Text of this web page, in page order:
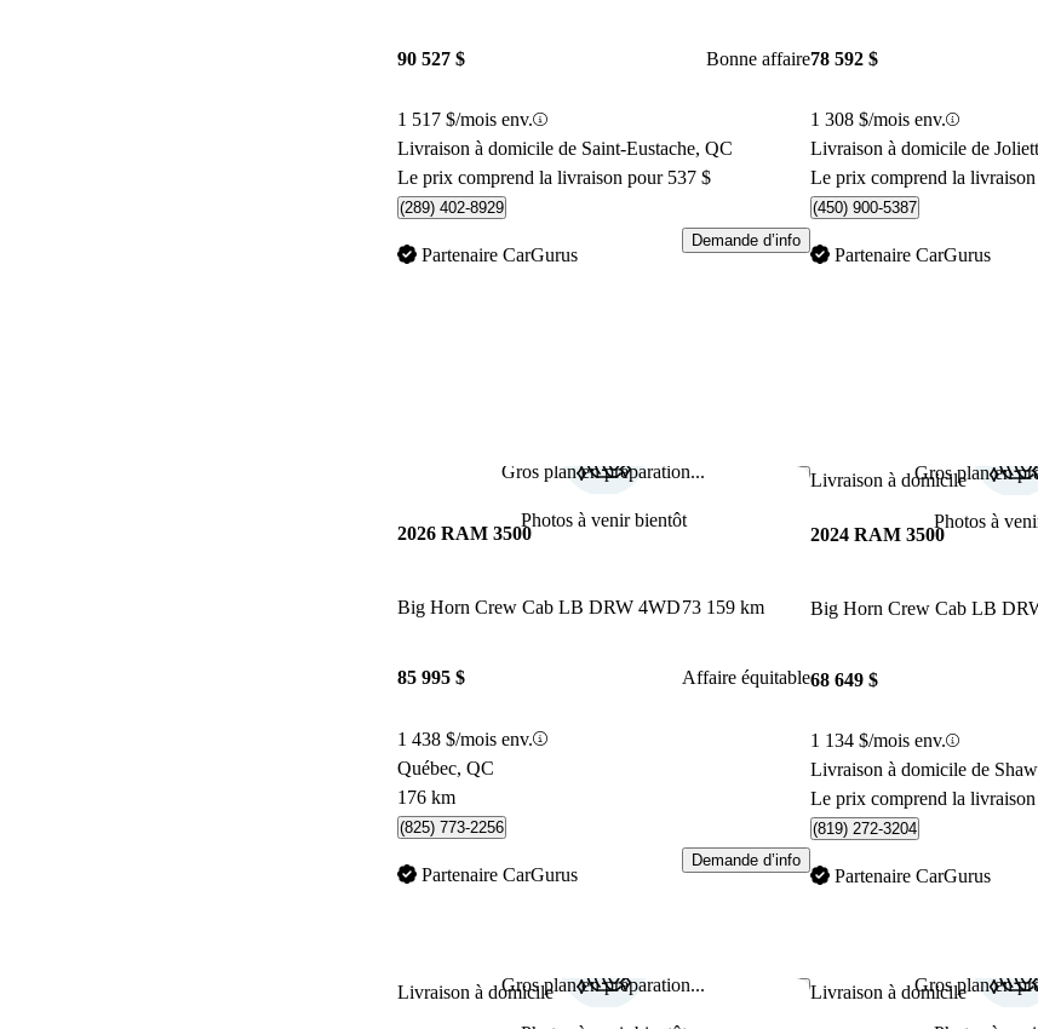
90 527 $ Bonne affaire
1 517 $/mois env.
Livraison à domicile de Saint-Eustache, QC
Le prix comprend la livraison pour 537 $
(289) 402-8929
Partenaire CarGurus
Demande d’info
78 592 $
1 308 $/mois env.
Livraison à domicile de
Le prix comprend la
(450) 900-5387
Partenaire CarGurus
Gros plan en préparation...
Photos à venir bientôt
Enregistrer cette annonce
2026 RAM 3500
Big Horn Crew Cab LB DRW 4WD73 159 km
85 995 $ Affaire équitable
1 438 $/mois env.
Québec, QC
176 km
(825) 773-2256
Partenaire CarGurus
Demande d’info
Gros plan en
Photos à
Livraison à domicile
2024 RAM 3500
Big Horn Crew Cab LB
68 649 $
1 134 $/mois env.
Livraison à domicile de
Le prix comprend la
(819) 272-3204
Partenaire CarGurus
Gros plan en préparation...
Livraison à domicile Enregistrer cette annonceGros plan en
Livraison à domicile